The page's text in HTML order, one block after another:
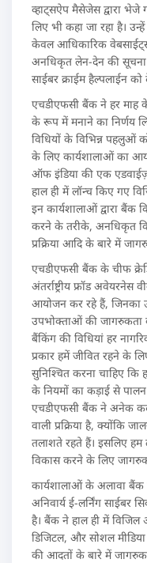
व्हाट्सऐप मैसेजेस द्वारा
लिए भी कहा जा रहा है।
केवल आधिकारिक
अनधिकृत लेन-देन की
साईबर क्राईम हैल्पलाईन को
एचडीएफसी बैंक ने हर माह
के रूप में मनाने का निर्णय
विधियों के विभिन्न पहलुओं
के लिए कार्यशालाओं का
ऑफ इंडिया की एक
हाल ही में लॉन्च किए गए
इन कार्यशालाओं द्वारा बैंक
करने के तरीके, अनधिकृत
प्रक्रिया आदि के बारे में
एचडीएफसी बैंक के चीफ
अंतर्राष्ट्रीय फ्रॉड
आयोजन कर रहे हैं, जिनका
उपभोक्ताओं की जागरुकता
बैंकिंग की विधियां हर
प्रकार हमें जीवित रहने के
सुनिश्चित करना चाहिए कि
के नियमों का कड़ाई से
एचडीएफसी बैंक ने अनेक
वाली प्रक्रिया है, क्योंकि
तलाशते रहते हैं। इसलिए हम
विकास करने के लिए
कार्यशालाओं के अलावा
अनिवार्य ई-लर्निंग साईबर
है। बैंक ने हाल ही में विजिल
डिजिटल, और सोशल मीडिया
की आदतों के बारे में